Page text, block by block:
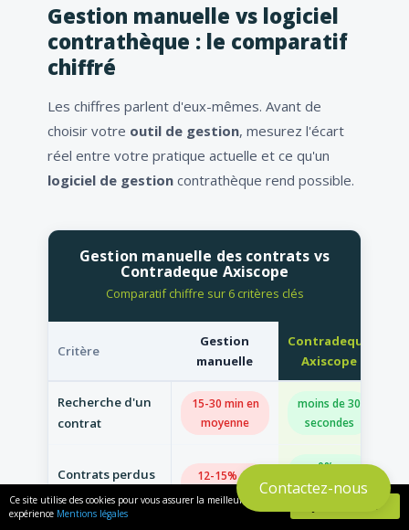
J'AI COMPRIS
Ce site utilise des cookies pour vous assurer la meilleure
expérience Mentions légales
Gestion manuelle vs logiciel
contrathèque : le comparatif
chiffré
Les chiffres parlent d'eux-mêmes. Avant de
choisir votre outil de gestion, mesurez l'écart
réel entre votre pratique actuelle et ce qu'un
logiciel de gestion contrathèque rend possible.
Gestion manuelle des contrats vs
Contradeque Axiscope
Comparatif chiffre sur 6 critères clés
Critère
Gestion
manuelle
Contradeque
Axiscope
Recherche d'un
contrat
15-30 min en
moyenne
moins de 30
secondes
Contrats perdus
ou non traces
12-15% du
portefeuille
0% -
referentiel
Contactez-nous